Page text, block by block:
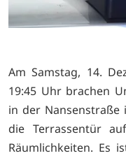
Am Samstag, 14.
19:45 Uhr brachen
in der Nansenstraße
die Terrassentür
Räumlichkeiten. Es